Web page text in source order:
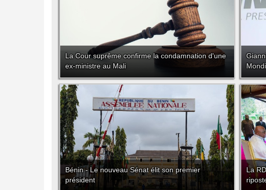
La Cour suprême confirme la condamnation d'une
ex-ministre au Mali
Bénin - Le nouveau Sénat élit son premier
président
La